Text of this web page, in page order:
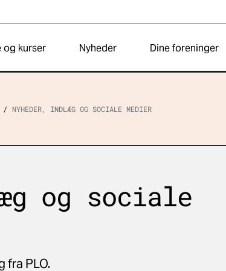
og kurser Nyheder Dine foreninger
NYHEDER, INDLÆG OG SOCIALE MEDIER
og sociale
fra PLO.